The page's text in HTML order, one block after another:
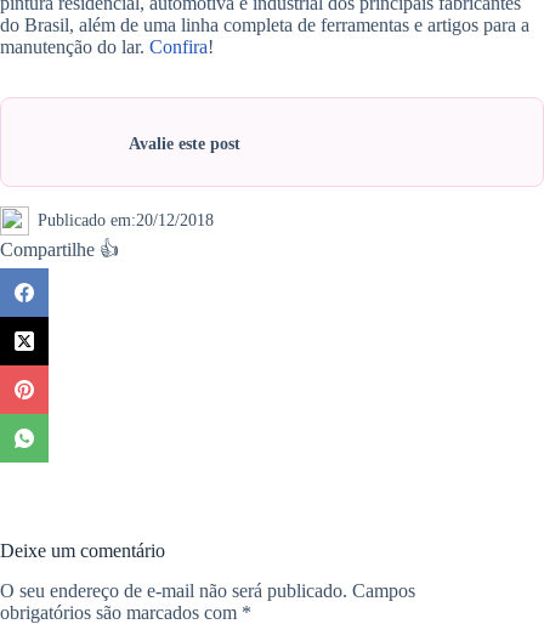
do Brasil, além de uma linha completa de ferramentas e artigos para a
manutenção do lar. Confira!
Avalie este post
Publicado em:20/12/2018
Compartilhe 👍
Deixe um comentário
O seu endereço de e-mail não será publicado. Campos
obrigatórios são marcados com *